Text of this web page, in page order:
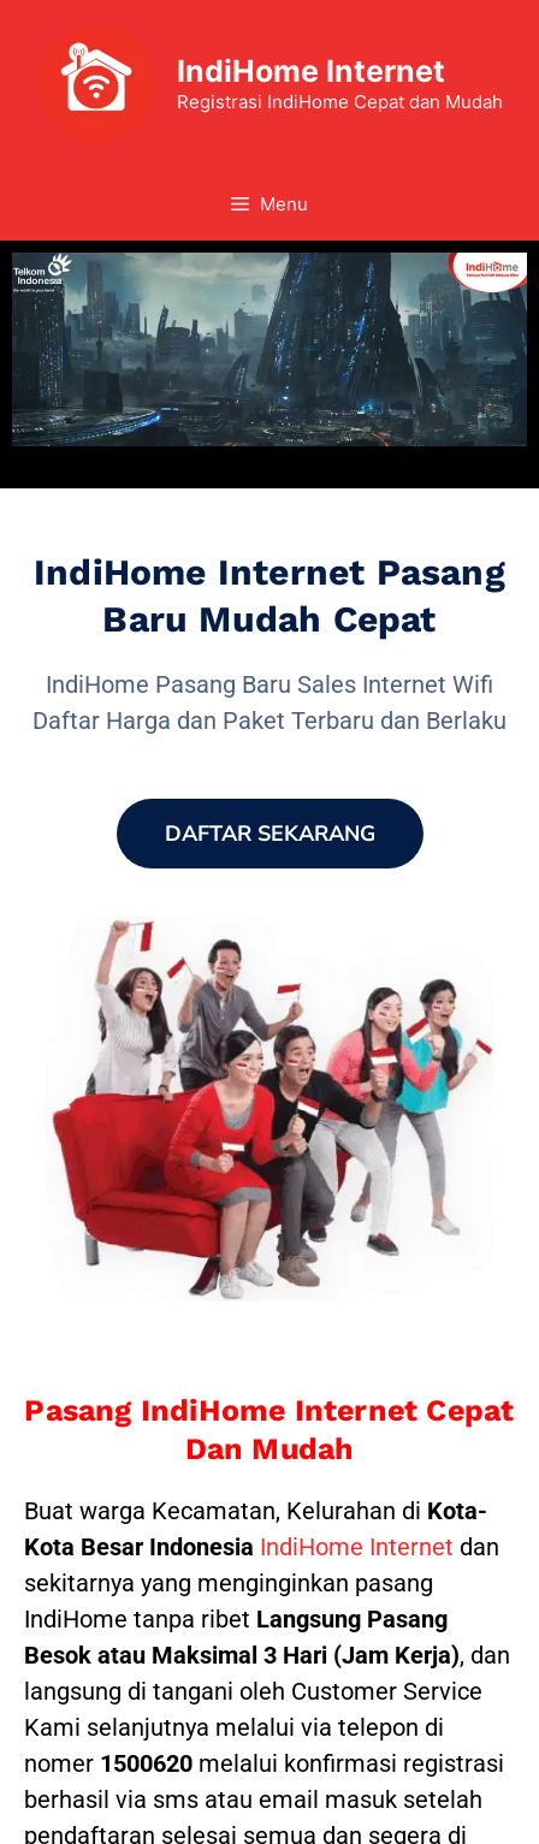
IndiHome Internet
Registrasi IndiHome Cepat dan Mudah
Menu
IndiHome Internet Pasang
Baru Mudah Cepat
IndiHome Pasang Baru Sales Internet Wifi
Daftar Harga dan Paket Terbaru dan Berlaku
DAFTAR SEKARANG
Pasang IndiHome Internet Cepat
Dan Mudah
Buat warga Kecamatan, Kelurahan di Kota-
Kota Besar Indonesia IndiHome Internet dan
sekitarnya yang menginginkan pasang
IndiHome tanpa ribet Langsung Pasang
Besok atau Maksimal 3 Hari (Jam Kerja), dan
langsung di tangani oleh Customer Service
Kami selanjutnya melalui via telepon di
nomer 1500620 melalui konfirmasi registrasi
berhasil via sms atau email masuk setelah
pendaftaran selesai semua dan segera di